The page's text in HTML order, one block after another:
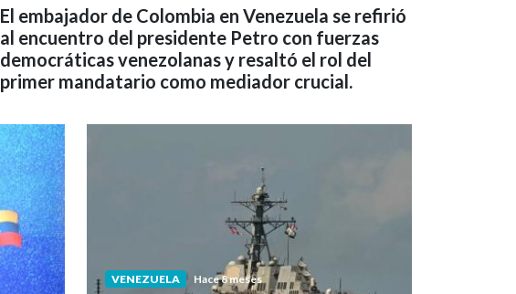
El embajador de Colombia en Venezuela se refirió
al encuentro del presidente Petro con fuerzas
democráticas venezolanas y resaltó el rol del
primer mandatario como mediador crucial.
VENEZUELA Hace 8 meses